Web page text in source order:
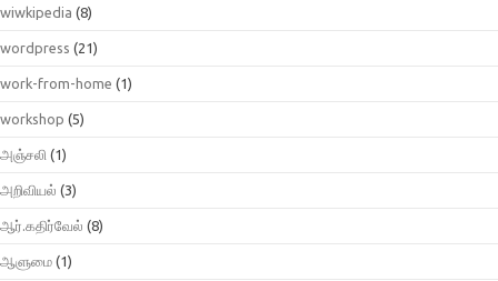
wiwkipedia (8)
wordpress (21)
work-from-home (1)
workshop (5)
அஞ்சலி (1)
அறிவியல் (3)
ஆர்.கதிர்வேல் (8)
ஆளுமை (1)